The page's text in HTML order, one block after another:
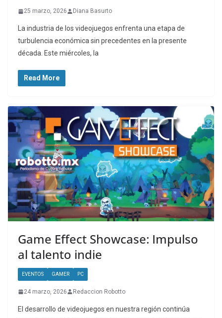
25 marzo, 2026 Diana Basurto
La industria de los videojuegos enfrenta una etapa de
turbulencia económica sin precedentes en la presente
década. Este miércoles, la
Read More
Game Effect Showcase: Impulso
al talento indie
EVENTOS GAMER PC
24 marzo, 2026 Redaccion Robotto
El desarrollo de videojuegos en nuestra región continúa